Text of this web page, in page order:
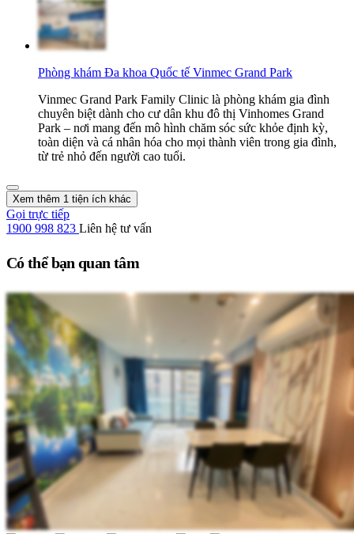
Phòng khám Đa khoa Quốc tế Vinmec Grand Park
Vinmec Grand Park Family Clinic là phòng khám gia đình
chuyên biệt dành cho cư dân khu đô thị Vinhomes Grand
Park – nơi mang đến mô hình chăm sóc sức khỏe định kỳ,
toàn diện và cá nhân hóa cho mọi thành viên trong gia đình,
từ trẻ nhỏ đến người cao tuổi.
Xem thêm 1 tiện ích khác
Gọi trực tiếp
1900 998 823 Liên hệ tư vấn
Có thể bạn quan tâm